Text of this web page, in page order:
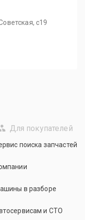
с19
Для покупателей
поиска запчастей
в разборе
и СТО